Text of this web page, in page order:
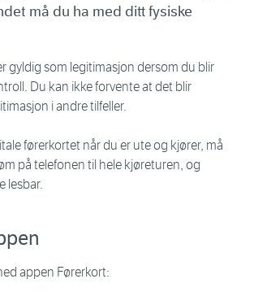
må du ha med ditt fysiske
gyldig som legitimasjon dersom du blir
Du kan ikke forvente at det blir
i andre tilfeller.
førerkortet når du er ute og kjører, må
på telefonen til hele kjøreturen, og
lesbar.
appen Førerkort: